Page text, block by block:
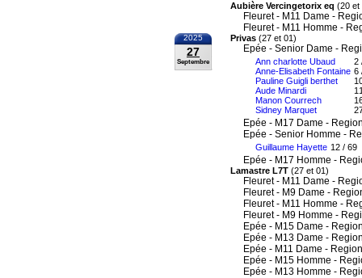
Aubière Vercingetorix eq (20 et
Fleuret - M11 Dame -
Fleuret - M11 Homme -
2025
27
Septembre
Privas (27 et 01)
Epée - Senior Dame -
Ann charlotte Ubaud
Anne-Elisabeth Fontaine
Pauline Guigli berthet
Aude Minardi
Manon Courrech
Sidney Marquet
2
6
Epée - M17 Dame -
Epée - Senior Homme -
Guillaume Hayette 12 / 69
Epée - M17 Homme -
Lamastre L7T (27 et 01)
Fleuret - M11 Dame -
Fleuret - M9 Dame -
Fleuret - M11 Homme -
Fleuret - M9 Homme -
Epée - M15 Dame -
Epée - M13 Dame -
Epée - M11 Dame -
Epée - M15 Homme -
Epée - M13 Homme -